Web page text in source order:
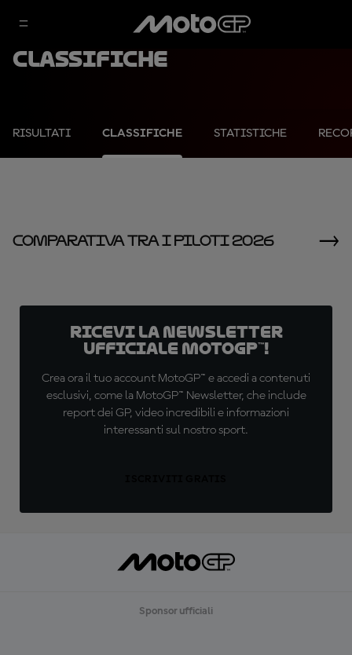
Classifiche
RISULTATI CLASSIFICHE STATISTICHE
Comparativa Tra I Piloti 2026
Ricevi la newsletter
ufficiale MotoGP™!
Crea ora il tuo account MotoGP™ e accedi a contenuti
esclusivi, come la MotoGP™ Newsletter, che include
report dei GP, video incredibili e informazioni
interessanti sul nostro sport.
Sponsor ufficiali